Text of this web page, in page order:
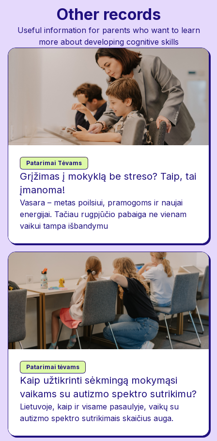
Other records
Useful information for parents who want to learn
more about developing cognitive skills
Patarimai Tėvams
Grįžimas į mokyklą be streso? Taip, tai
įmanoma!
Vasara – metas poilsiui, pramogoms ir naujai
energijai. Tačiau rugpjūčio pabaiga ne vienam
vaikui tampa išbandymu
Patarimai tėvams
Kaip užtikrinti sėkmingą mokymąsi
vaikams su autizmo spektro sutrikimu?
Lietuvoje, kaip ir visame pasaulyje, vaikų su
autizmo spektro sutrikimais skaičius auga.